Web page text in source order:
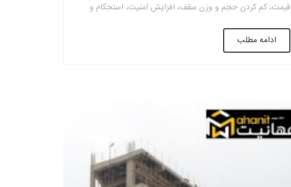
قیمت، کم کردن حجم و وزن سقف، افزایش امنیت، استحکام و
مقاومت در مقابل آتش و زلزله، کاهش بتن و بار مرده، سرعت بالا و
کیفیت زیاد می‌باشد. درنتیجه در اجرای سقف وافل […]
ادامه مطلب